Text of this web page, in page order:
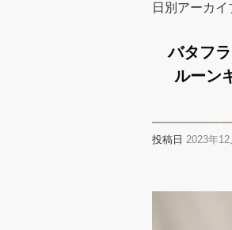
日別アーカイ
バタフ
ルー
投稿日 2023年12